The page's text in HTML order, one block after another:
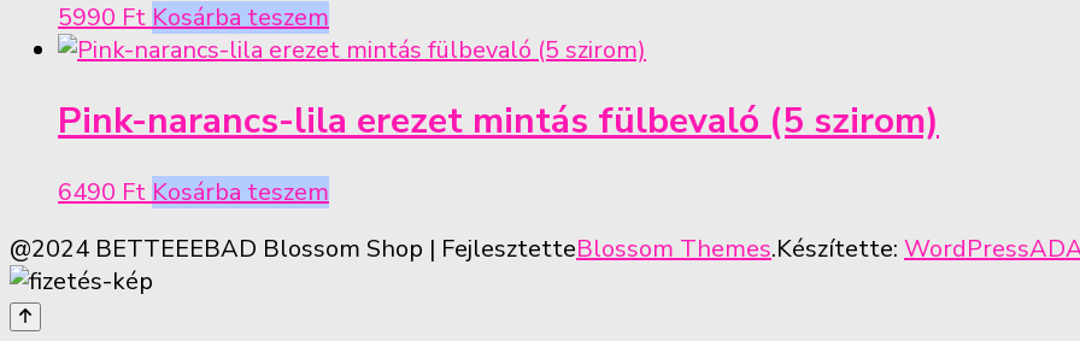
5990 Ft Kosárba teszem
Pink-narancs-lila erezet mintás fülbevaló (5 szirom)
6490 Ft Kosárba teszem
@2024 BETTEEEBAD Blossom Shop | FejlesztetteBlossom Themes.Készítette: WordPress